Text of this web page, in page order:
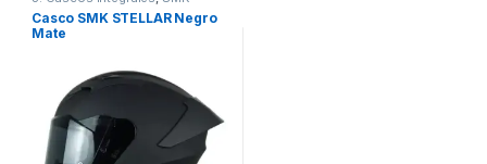
Casco SMK STELLAR Negro
Mate